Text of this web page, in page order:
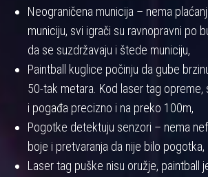
Neograničena municija – nema
municiju, svi igrači su ravnopravni po
da se suzdržavaju i štede municiju,
Paintball kuglice počinju da gube
50-tak metara. Kod laser tag
i pogađa precizno i na preko 100m,
Pogotke detektuju senzori – nema
boje i pretvaranja da nije bilo pogotka,
Laser tag puške nisu oružje, paintball